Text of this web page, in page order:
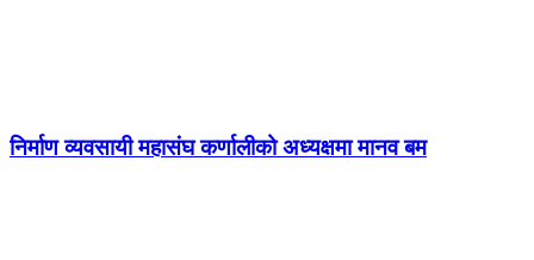
निर्माण व्यवसायी महासंघ कर्णालीको अध्यक्षमा मानव बम